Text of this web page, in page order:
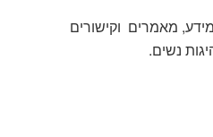
מאמרים וקישורים
נשים.